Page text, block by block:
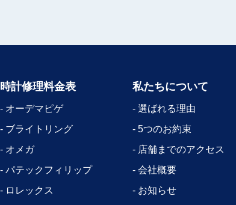
時計修理料金表
オーデマピゲ
ブライトリング
オメガ
パテックフィリップ
ロレックス
私たちについて
選ばれる理由
5つのお約束
店舗までのアクセス
会社概要
お知らせ